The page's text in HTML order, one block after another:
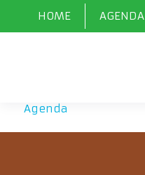
HOME AGENDA
Agenda